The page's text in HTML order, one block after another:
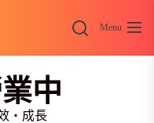
SearchMenu
中
・成長